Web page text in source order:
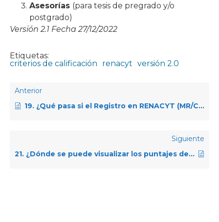
Asesorías (para tesis de pregrado y/o
postgrado)
Versión 2.1 Fecha 27/12/2022
Etiquetas:
criterios de calificación
renacyt versión 2.0
Anterior
19. ¿Qué pasa si el Registro en RENACYT (MR/CM) está por vencer?
Siguiente
21. ¿Dónde se puede visualizar los puntajes de los criterios para la calificación RENACYT?